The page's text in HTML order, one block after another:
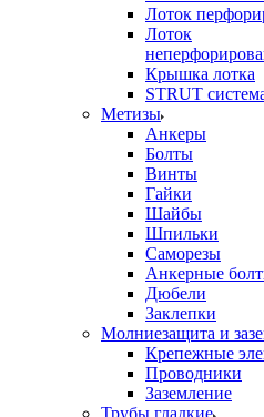
Лоток
Лоток
Крышка лотка
STRUT
Метизы
Анкеры
Болты
Винты
Гайки
Шайбы
Шпильки
Саморезы
Анкерные
Дюбели
Заклепки
Молниезащита и
Крепежные
Проводники
Заземление
Трубы гладкие